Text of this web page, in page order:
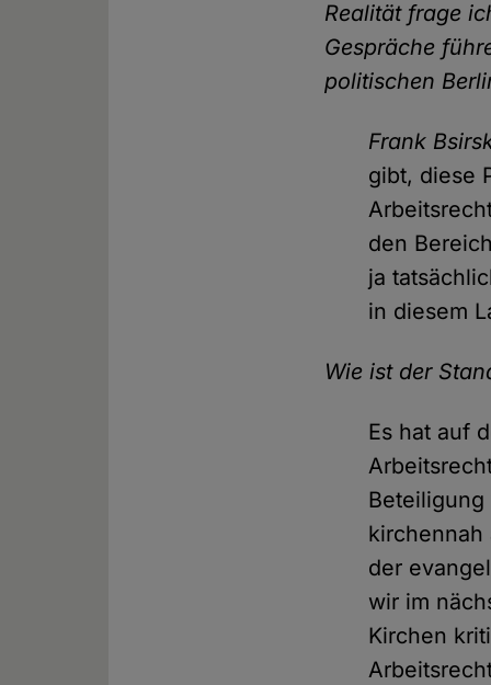
Realität frage
Gespräche
politischen
Frank
gibt, diese
den
ja
in diesem
Wie ist der
Es hat auf
kirchennah
der
wir im
Kirchen